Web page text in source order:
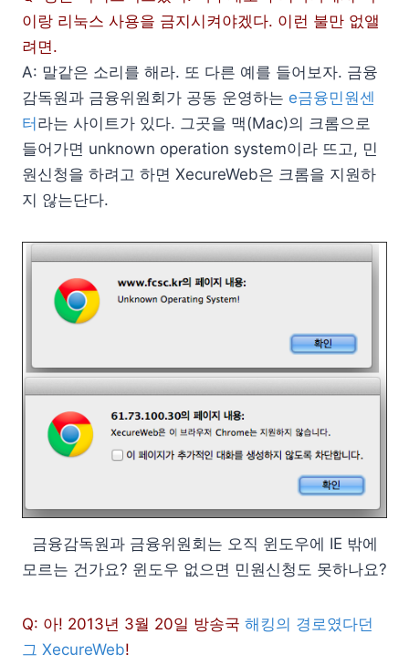
이랑 리눅스 사용을 금지시켜야겠다. 이런 불만 없앨
려면.
A: 말같은 소리를 해라. 또 다른 예를 들어보자. 금융
감독원과 금융위원회가 공동 운영하는 e금융민원센
터라는 사이트가 있다. 그곳을 맥(Mac)의 크롬으로
들어가면 unknown operation system이라 뜨고, 민
원신청을 하려고 하면 XecureWeb은 크롬을 지원하
지 않는단다.
금융감독원과 금융위원회는 오직 윈도우에 IE 밖에
모르는 건가요? 윈도우 없으면 민원신청도 못하나요?
Q: 아! 2013년 3월 20일 방송국 해킹의 경로였다던
그 XecureWeb!